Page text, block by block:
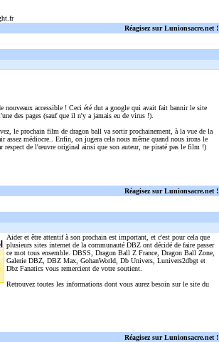
Réagisez sur Lunionsacre.net !
nouveaux accessible ! Ceci été dut a google qui avait fait bannir le site
des pages (sauf que il n'y a jamais eu de virus !).
le prochain film de dragon ball va sortir prochainement, à la vue de la
assez médiocre.. Enfin, on jugera cela nous même quand nous irons le
respect de l'œuvre original ainsi que son auteur, ne piraté pas le film !)
Réagisez sur Lunionsacre.net !
Aider et être attentif à son prochain est important, et c'est pour cela que
plusieurs sites internet de la communauté DBZ ont décidé de faire passer
ce mot tous ensemble. DBSS, Dragon Ball Z France, Dragon Ball Zone,
Galerie DBZ, DBZ Max, GohanWorld, Db Univers, Lunivers2dbgt et
Dbz Fanatics vous remercient de votre soutient.
Retrouvez toutes les informations dont vous aurez besoin sur le site du
Réagisez sur Lunionsacre.net !